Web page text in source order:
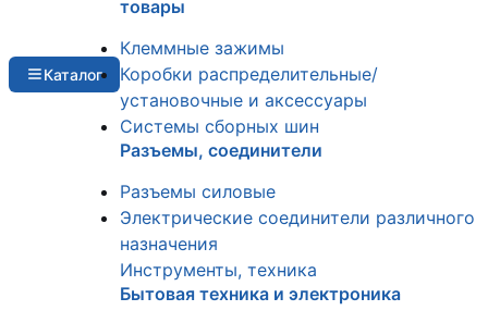
Каталог
товары
Клеммные зажимы
Коробки распределительные/
установочные и аксессуары
Системы сборных шин
Разъемы, соединители
Разъемы силовые
Электрические соединители различного
назначения
Инструменты, техника
Бытовая техника и электроника